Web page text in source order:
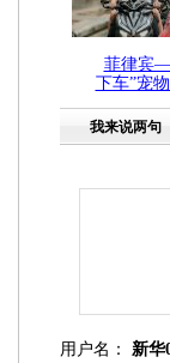
菲律宾
下车”宠
我来说两句
用户名： 新华